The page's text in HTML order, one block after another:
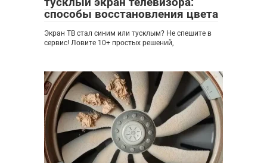
способы восстановления цвета
Экран ТВ стал синим или тусклым? Не спешите в
сервис! Ловите 10+ простых решений,